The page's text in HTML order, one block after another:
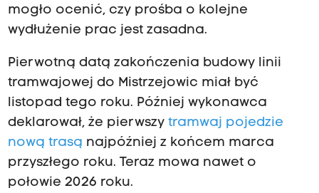
mogło ocenić, czy prośba o kolejne
wydłużenie prac jest zasadna.
Pierwotną datą zakończenia budowy linii
tramwajowej do Mistrzejowic miał być
listopad tego roku. Później wykonawca
deklarował, że pierwszy tramwaj pojedzie
nową trasą najpóźniej z końcem marca
przyszłego roku. Teraz mowa nawet o
połowie 2026 roku.